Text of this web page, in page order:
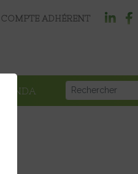
ADHÉRENT